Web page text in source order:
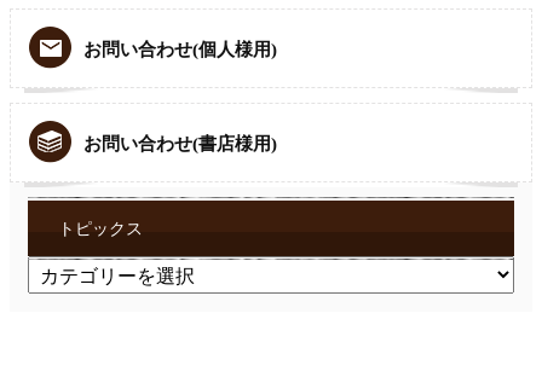
お問い合わせ(個人様用)
お問い合わせ(書店様用)
トピックス